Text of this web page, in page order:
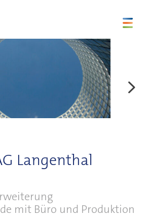
Langenthal
mit Büro und Produktion